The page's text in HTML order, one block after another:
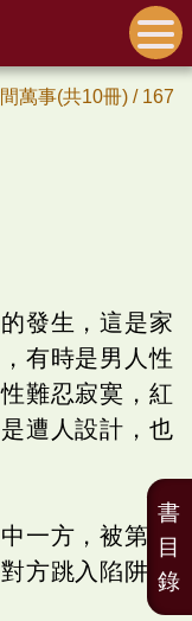
萬事(共10冊) / 167
發生，這是家
有時是男人性
難忍寂寞，紅
遭人設計，也
一方，被第三
方跳入陷阱，
書
目
錄